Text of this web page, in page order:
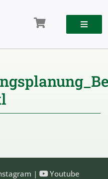
|
Youtube